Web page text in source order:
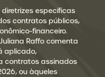
específicas
contratos públicos,
financeiro.
Raffo comenta
aplicado,
contratos assinados
ou àqueles